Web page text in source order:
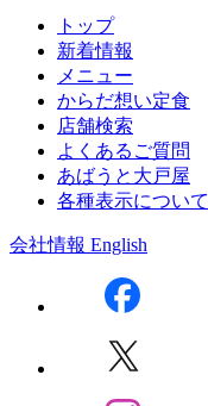
トップ
新着情報
メニュー
からだ想い定食
店舗検索
よくあるご質問
あばうと大戸屋
各種表示について
会社情報 English